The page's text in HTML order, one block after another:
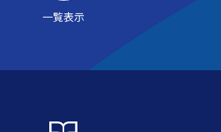
一覧表示